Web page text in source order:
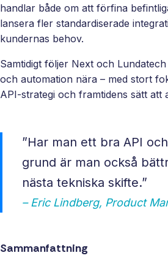
handlar både om att förfina
lansera fler standardiserade
kundernas behov.
Samtidigt följer Next och
och automation nära – med stort
API‑strategi och framtidens sätt att
”Har man ett bra API
grund är man också
nästa tekniska skifte.”
– Eric Lindberg, Product
Sammanfattning